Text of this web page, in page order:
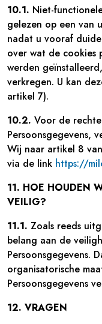
10.1. Niet-
gelezen op een van
nadat u vooraf
over wat de cookies
werden
verkregen. U kan
artikel 7).
10.2. Voor de
Persoonsgegevens,
Wij naar artikel 8
via de link https://
11. HOE HOUDEN
VEILIG?
11.1. Zoals reeds
belang aan de
Persoonsgegevens.
organisatorische
Persoonsgegevens
12. VRAGEN